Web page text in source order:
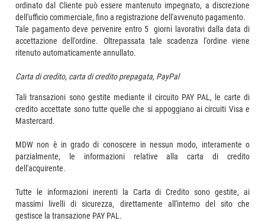
ordinato dal Cliente può essere mantenuto impegnato, a discrezione
dell'ufficio commerciale, fino a registrazione dell'avvenuto pagamento.
Tale pagamento deve pervenire entro 5 giorni lavorativi dalla data di
accettazione dell'ordine. Oltrepassata tale scadenza l'ordine viene
ritenuto automaticamente annullato.
Carta di credito, carta di credito prepagata, PayPal
Tali transazioni sono gestite mediante il circuito PAY PAL, le carte di
credito accettate sono tutte quelle che si appoggiano ai circuiti Visa e
Mastercard.
MDW non è in grado di conoscere in nessun modo, interamente o
parzialmente, le informazioni relative alla carta di credito
dell'acquirente.
Tutte le informazioni inerenti la Carta di Credito sono gestite, ai
massimi livelli di sicurezza, direttamente all'interno del sito che
gestisce la transazione PAY PAL.